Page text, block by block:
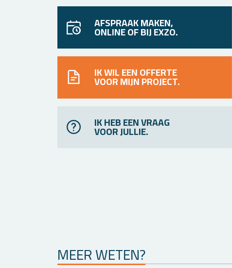
AFSPRAAK MAKEN,
ONLINE OF BIJ EXZO.
IK WIL EEN OFFERTE
VOOR MIJN PROJECT.
IK HEB EEN VRAAG
VOOR JULLIE.
MEER WETEN?